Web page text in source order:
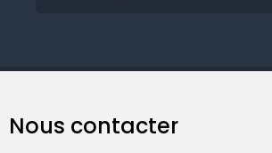
Nous contacter